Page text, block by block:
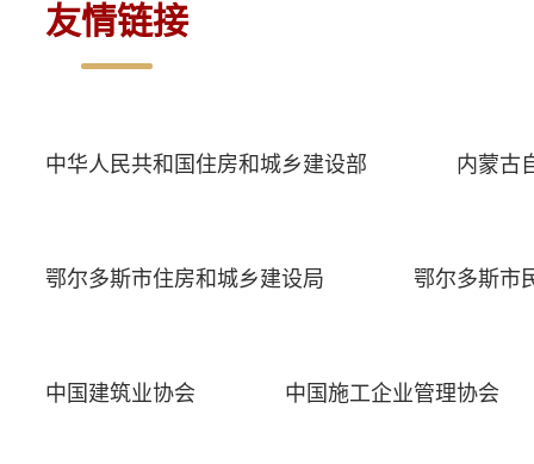
友情链接
中华人民共和国住房和城乡建设部 内蒙古
鄂尔多斯市住房和城乡建设局 鄂尔多斯市
中国建筑业协会 中国施工企业管理协会